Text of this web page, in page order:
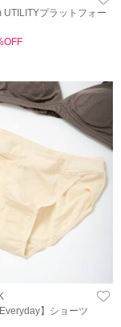
UTILITYプラットフォー
】ショーツ